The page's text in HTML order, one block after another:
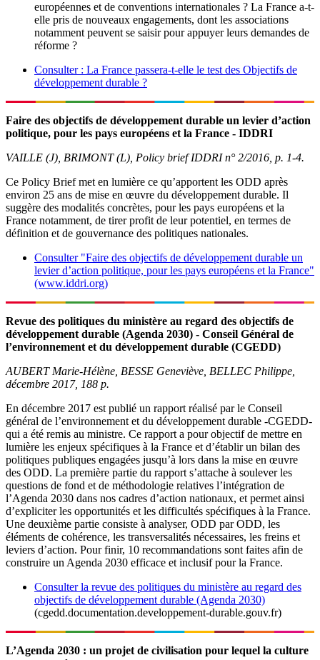
européennes et de conventions internationales ? La France a-t-
elle pris de nouveaux engagements, dont les associations
notamment peuvent se saisir pour appuyer leurs demandes de
réforme ?
Consulter : La France passera-t-elle le test des Objectifs de
développement durable ?
Faire des objectifs de développement durable un levier d’action
politique, pour les pays européens et la France - IDDRI
VAILLE (J), BRIMONT (L), Policy brief IDDRI n° 2/2016, p. 1-4.
Ce Policy Brief met en lumière ce qu’apportent les ODD après
environ 25 ans de mise en œuvre du développement durable. Il
suggère des modalités concrètes, pour les pays européens et la
France notamment, de tirer profit de leur potentiel, en termes de
définition et de gouvernance des politiques nationales.
Consulter "Faire des objectifs de développement durable un
levier d’action politique, pour les pays européens et la France"
(www.iddri.org)
Revue des politiques du ministère au regard des objectifs de
développement durable (Agenda 2030) - Conseil Général de
l’environnement et du développement durable (CGEDD)
AUBERT Marie-Hélène, BESSE Geneviève, BELLEC Philippe,
décembre 2017, 188 p.
En décembre 2017 est publié un rapport réalisé par le Conseil
général de l’environnement et du développement durable -CGEDD-
qui a été remis au ministre. Ce rapport a pour objectif de mettre en
lumière les enjeux spécifiques à la France et d’établir un bilan des
politiques publiques engagées jusqu’à lors dans la mise en œuvre
des ODD. La première partie du rapport s’attache à soulever les
questions de fond et de méthodologie relatives l’intégration de
l’Agenda 2030 dans nos cadres d’action nationaux, et permet ainsi
d’expliciter les opportunités et les difficultés spécifiques à la France.
Une deuxième partie consiste à analyser, ODD par ODD, les
éléments de cohérence, les transversalités nécessaires, les freins et
leviers d’action. Pour finir, 10 recommandations sont faites afin de
construire un Agenda 2030 efficace et inclusif pour la France.
Consulter la revue des politiques du ministère au regard des
objectifs de développement durable (Agenda 2030)
(cgedd.documentation.developpement-durable.gouv.fr)
L’Agenda 2030 : un projet de civilisation pour lequel la culture